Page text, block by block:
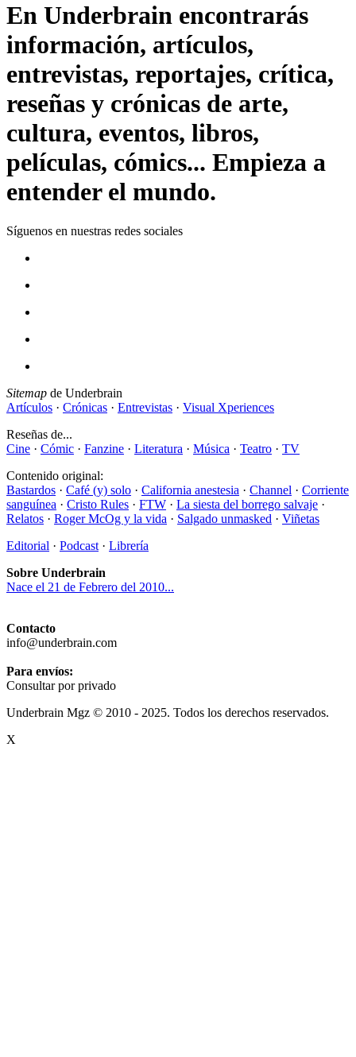
En Underbrain encontrarás
información, artículos,
entrevistas, reportajes, crítica,
reseñas y crónicas de arte,
cultura, eventos, libros,
películas, cómics... Empieza a
entender el mundo.
Síguenos en nuestras redes sociales
Sitemap de Underbrain
Artículos · Crónicas · Entrevistas · Visual Xperiences
Reseñas de...
Cine · Cómic · Fanzine · Literatura · Música · Teatro · TV
Contenido original:
Bastardos · Café (y) solo · California anestesia · Channel · Corriente
sanguínea · Cristo Rules · FTW · La siesta del borrego salvaje ·
Relatos · Roger McOg y la vida · Salgado unmasked · Viñetas
Editorial · Podcast · Librería
Sobre Underbrain
Nace el 21 de Febrero del 2010...
Contacto
info@underbrain.com
Para envíos:
Consultar por privado
Underbrain Mgz © 2010 - 2025. Todos los derechos reservados.
X